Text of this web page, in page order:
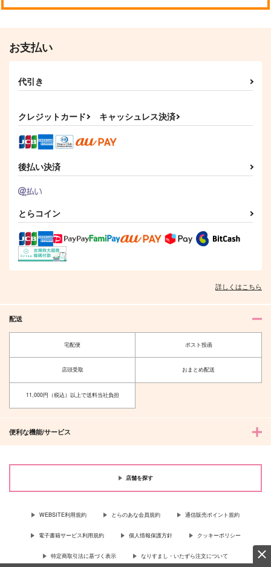
お支払い
代引き
クレジットカード キャッシュレス決済
後払い決済
とらコイン
詳しくはこちら
配送
宅配便 ポスト投函
店頭受取 おまとめ配送
11,000円（税込）以上で送料当社負担
便利な機能/サービス
店舗を探す
WEBSITE利用規約 とらのあな会員規約 通信販売ポイント規約
電子書籍サービス利用規約 個人情報保護方針 クッキーポリシー
特定商取引法に基づく表示 なりすまし・いたずら注文について